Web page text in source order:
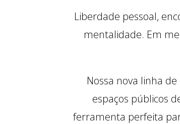
Liberdade pessoal,
mentalidade. Em
Nossa nova linha
espaços públicos
ferramenta perfeita